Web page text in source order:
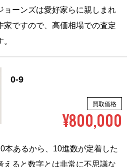
ョーンズは愛好家らに親しまれ
家ですので、高価相場での査定
0-9
買取価格
¥800,000
本あるから、10進数が定着した
えると数字とは非常に不思議な